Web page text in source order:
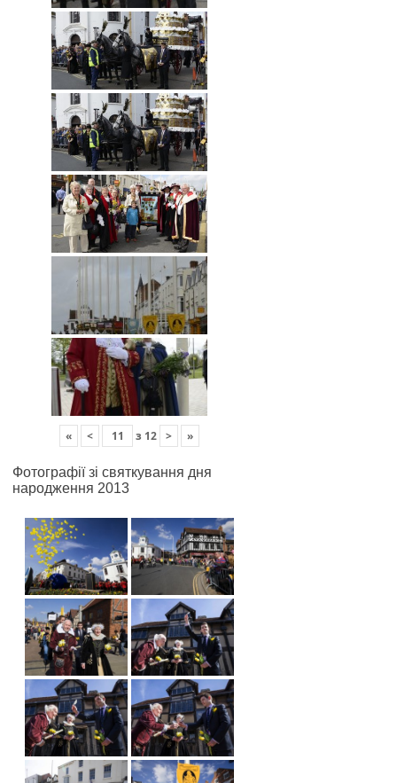
« < з 12 > »
Фотографії зі святкування дня
народження 2013